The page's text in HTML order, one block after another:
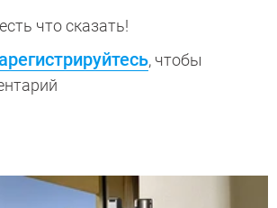
что сказать!
, чтобы